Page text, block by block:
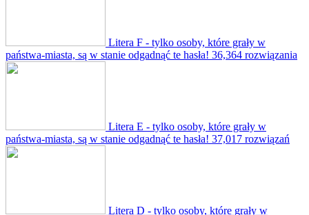
Litera F - tylko osoby, które grały w
państwa-miasta, są w stanie odgadnąć te hasła! 36,364 rozwiązania
Litera E - tylko osoby, które grały w
państwa-miasta, są w stanie odgadnąć te hasła! 37,017 rozwiązań
Litera D - tylko osoby, które grały w